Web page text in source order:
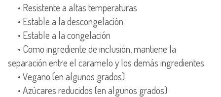
• Resistente a altas temperaturas
• Estable a la descongelación
• Estable a la congelación
• Como ingrediente de inclusión, mantiene la
separación entre el caramelo y los demás ingredientes.
• Vegano (en algunos grados)
• Azúcares reducidos (en algunos grados)